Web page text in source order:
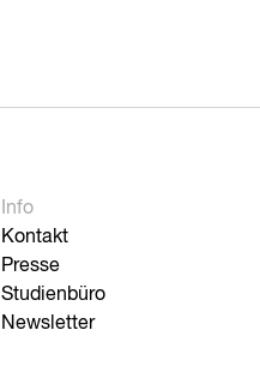
Info
Kontakt
Presse
Studienbüro
Newsletter